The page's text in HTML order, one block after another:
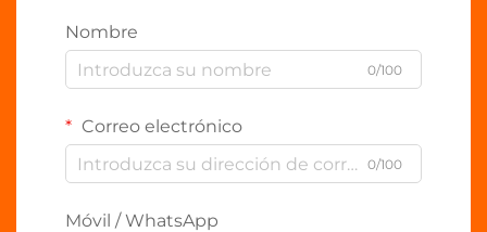
Nombre
0/100
Correo electrónico
0/100
Móvil / WhatsApp